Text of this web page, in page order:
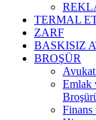
TERMAL
ZARF
BASKISIZ
BROŞÜR
Emlak
Finans